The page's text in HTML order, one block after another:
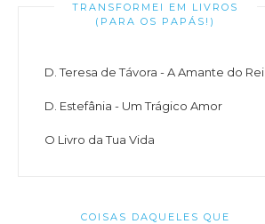
TRANSFORMEI EM LIVROS
(PARA OS PAPÁS!)
D. Teresa de Távora - A Amante do Rei
D. Estefânia - Um Trágico Amor
O Livro da Tua Vida
COISAS DAQUELES QUE